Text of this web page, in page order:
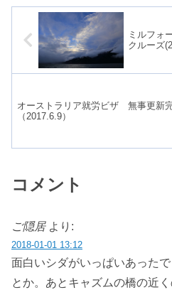
ミルフォ
クルーズ
オーストラリア就労ビザ 無事更新
（2017.6.9）
コメント
ご隠居 より:
2018-01-01 13:12
面白いシダがいっぱいあった
とか。あとキャズムの橋の近